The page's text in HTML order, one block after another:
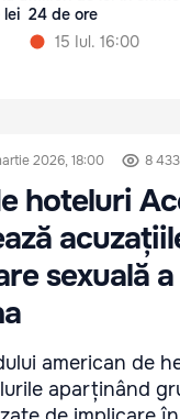
24 de ore
15 Iul. 16:00
2026, 18:00 8 433
hoteluri
sexuală
american de
aparținând